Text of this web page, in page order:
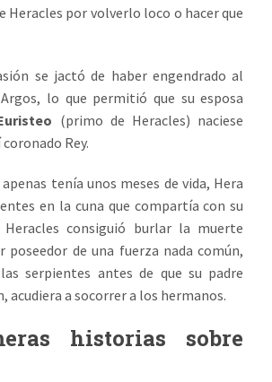
Heracles por volverlo loco o hacer que
se jactó de haber engendrado al
lo que permitió que su esposa
(primo de Heracles) naciese
Rey.
tenía unos meses de vida, Hera
en la cuna que compartía con su
consiguió burlar la muerte
poseedor de una fuerza nada común,
serpientes antes de que su padre
a socorrer a los hermanos.
historias sobre